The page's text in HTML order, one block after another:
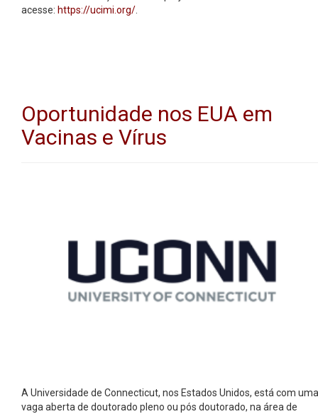
acesse: https://ucimi.org/
Oportunidade nos EUA em
Vacinas e Vírus
A Universidade de Connecticut, nos Estados Unidos, está com uma
vaga aberta de doutorado pleno ou pós doutorado, na área de